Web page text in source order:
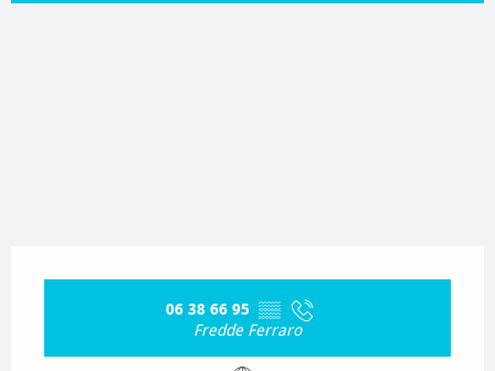
06 38 66 95 ▒▒
Fredde Ferraro